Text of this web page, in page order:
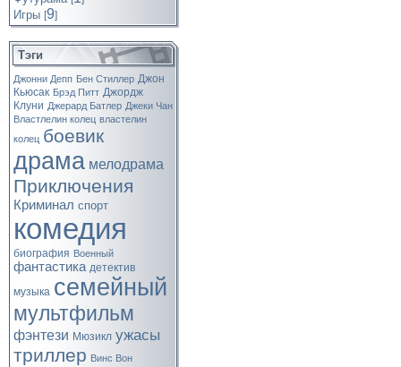
Игры [9]
Тэги
Джонни Депп Бен Стиллер Джон
Кьюсак Брэд Питт Джордж
Клуни Джерард Батлер Джеки Чан
Властлелин колец властелин
колец боевик
драма мелодрама
Приключения
Криминал спорт
комедия
биография Военный
фантастика детектив
музыка семейный
мультфильм
фэнтези Мюзикл ужасы
триллер Винс Вон